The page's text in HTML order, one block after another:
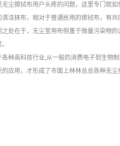
尘擦拭布用户头疼的问题，这里专门就
洁抹布，相对于普通民用的擦拭布，有
处在于，无尘室用布侧重于微量污染物
种高科技行业,从一般的消费电子到生物
应用，才形成了市面上林林总总各种无